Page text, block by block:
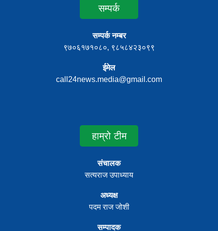
सम्पर्क
सम्पर्क नम्बर
९७०६१७१०८०, ९८५८४२३०९९
ईमेल
call24news.media@gmail.com
हाम्रो टीम
संचालक
सत्यराज उपाध्याय
अध्यक्ष
पदम राज जोशी
सम्पादक